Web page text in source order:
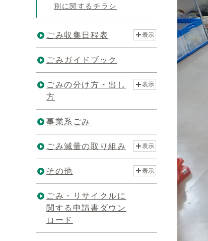
別に関するチラシ
ごみ収集日程表 表示
ごみガイドブック
ごみの分け方・出し
方
表示
事業系ごみ
ごみ減量の取り組み 表示
その他 表示
ごみ・リサイクルに
関する申請書ダウン
ロード